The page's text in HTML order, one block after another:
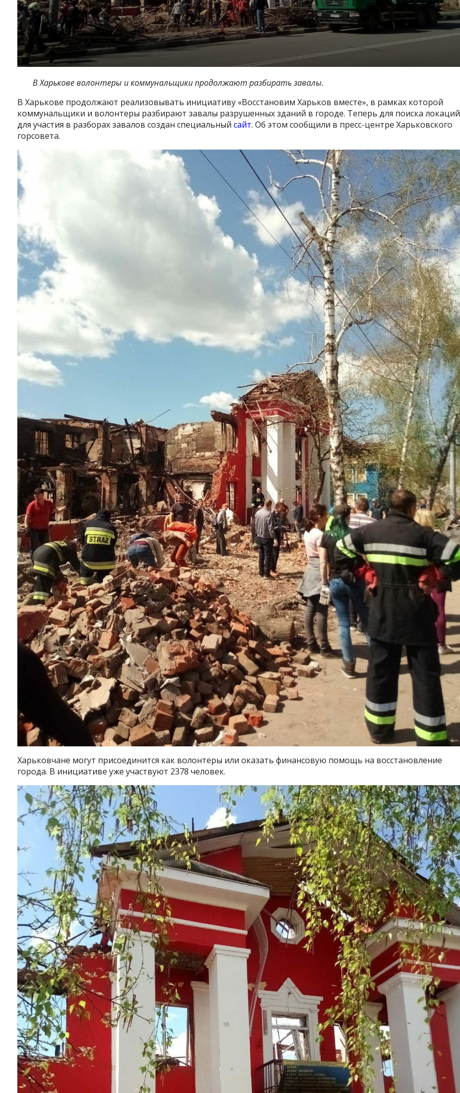
В Харькове волонтеры и коммунальщики продолжают разбирать завалы.
В Харькове продолжают реализовывать инициативу «Восстановим Харьков вместе», в рамках которой
коммунальщики и волонтеры разбирают завалы разрушенных зданий в городе. Теперь для поиска локаций
для участия в разборах завалов создан специальный сайт. Об этом сообщили в пресс-центре Харьковского
горсовета.
Харьковчане могут присоединится как волонтеры или оказать финансовую помощь на восстановление
города. В инициативе уже участвуют 2378 человек.